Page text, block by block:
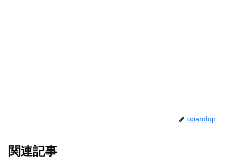
upandup
関連記事